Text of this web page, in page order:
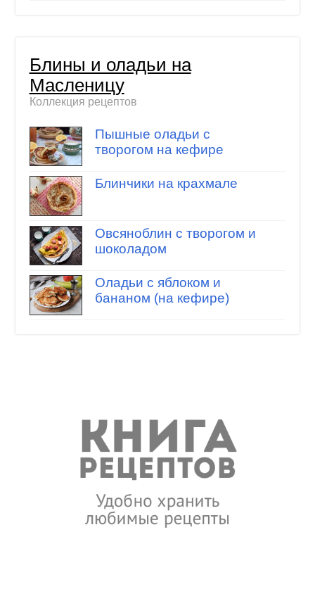
Блины и оладьи на
Масленицу
Коллекция рецептов
Пышные оладьи с
творогом на кефире
Блинчики на крахмале
Овсяноблин с творогом и
шоколадом
Оладьи с яблоком и
бананом (на кефире)